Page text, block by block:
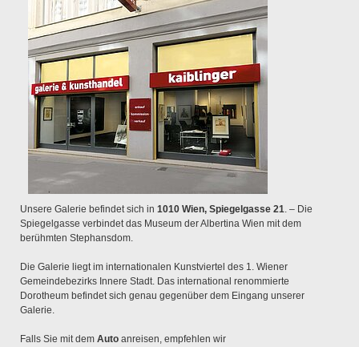
Unsere Galerie befindet sich in 1010 Wien, Spiegelgasse 21. – Die
Spiegelgasse verbindet das Museum der Albertina Wien mit dem
berühmten Stephansdom.
Die Galerie liegt im internationalen Kunstviertel des 1. Wiener
Gemeindebezirks Innere Stadt. Das international renommierte
Dorotheum befindet sich genau gegenüber dem Eingang unserer
Galerie.
Falls Sie mit dem Auto anreisen, empfehlen wir